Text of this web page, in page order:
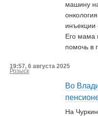
машину
инъекции
Его мама
помочь в
19:57, 6 августа 2025
Розыск
Во
На